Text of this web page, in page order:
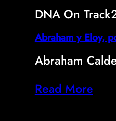
DNA On Track
Abraham y Eloy,
Abraham
Read More